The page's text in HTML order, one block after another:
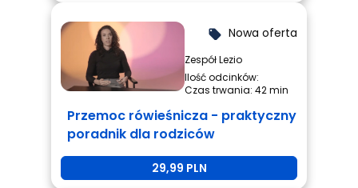
local_offer Nowa oferta
Zespół Lezio
Ilość odcinków:
Czas trwania: 42 min
Przemoc rówieśnicza - praktyczny
poradnik dla rodziców
29,99 PLN